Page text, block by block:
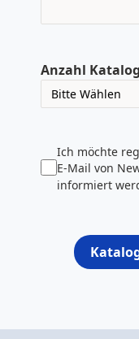
Anzahl
Ich möchte
E-Mail von
informiert